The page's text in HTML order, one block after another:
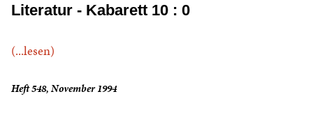
Literatur - Kabarett 10 : 0
(...lesen)
Heft 548, November 1994